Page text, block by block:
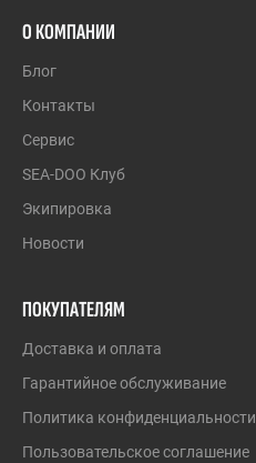
О КОМПАНИИ
Блог
Контакты
Сервис
SEA-DOO Клуб
Экипировка
Новости
ПОКУПАТЕЛЯМ
Доставка и оплата
Гарантийное обслуживание
Политика конфиденциальности
Пользовательское соглашение